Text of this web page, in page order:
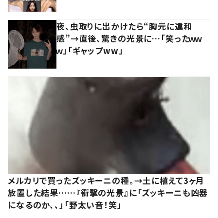
夜、虫取りに出かけたら“胸元に違和
感”→直後、驚きの光景に…「笑ったｗｗ
ｗ」「ギャップww」
メルカリで買ったズッキーニの種。→土に植えて3ヶ月
放置した結果……『衝撃の光景』に「ズッキーニも凶器
になるのか、、」「野太い音！笑」